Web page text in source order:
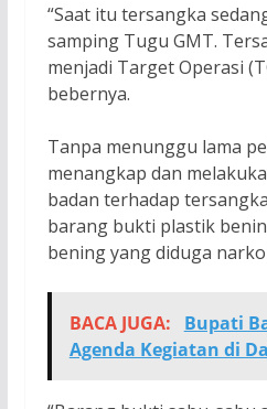
“Saat itu tersangka
samping Tugu GMT.
menjadi Target Operasi
bebernya.
Tanpa menunggu lama
menangkap dan
badan terhadap
barang bukti plastik
bening yang diduga
BACA JUGA:
Bupati
Agenda Kegiatan di